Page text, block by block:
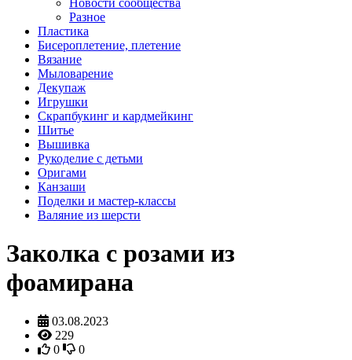
Новости сообщества
Разное
Пластика
Бисероплетение, плетение
Вязание
Мыловарение
Декупаж
Игрушки
Скрапбукинг и кардмейкинг
Шитье
Вышивка
Рукоделие с детьми
Оригами
Канзаши
Поделки и мастер-классы
Валяние из шерсти
Заколка с розами из
фоамирана
03.08.2023
229
0
0